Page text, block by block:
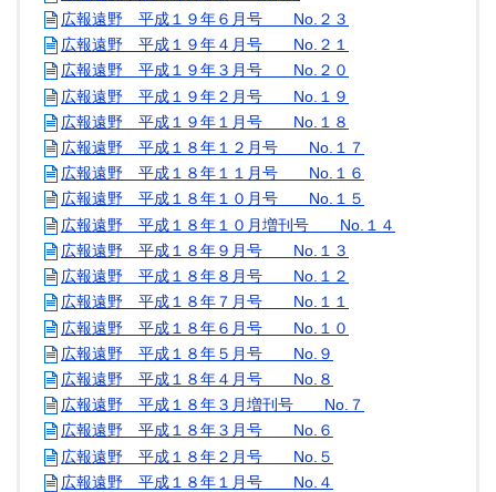
広報遠野 平成１９年６月号 No.２３
広報遠野 平成１９年４月号 No.２１
広報遠野 平成１９年３月号 No.２０
広報遠野 平成１９年２月号 No.１９
広報遠野 平成１９年１月号 No.１８
広報遠野 平成１８年１２月号 No.１７
広報遠野 平成１８年１１月号 No.１６
広報遠野 平成１８年１０月号 No.１５
広報遠野 平成１８年１０月増刊号 No.１４
広報遠野 平成１８年９月号 No.１３
広報遠野 平成１８年８月号 No.１２
広報遠野 平成１８年７月号 No.１１
広報遠野 平成１８年６月号 No.１０
広報遠野 平成１８年５月号 No.９
広報遠野 平成１８年４月号 No.８
広報遠野 平成１８年３月増刊号 No.７
広報遠野 平成１８年３月号 No.６
広報遠野 平成１８年２月号 No.５
広報遠野 平成１８年１月号 No.４